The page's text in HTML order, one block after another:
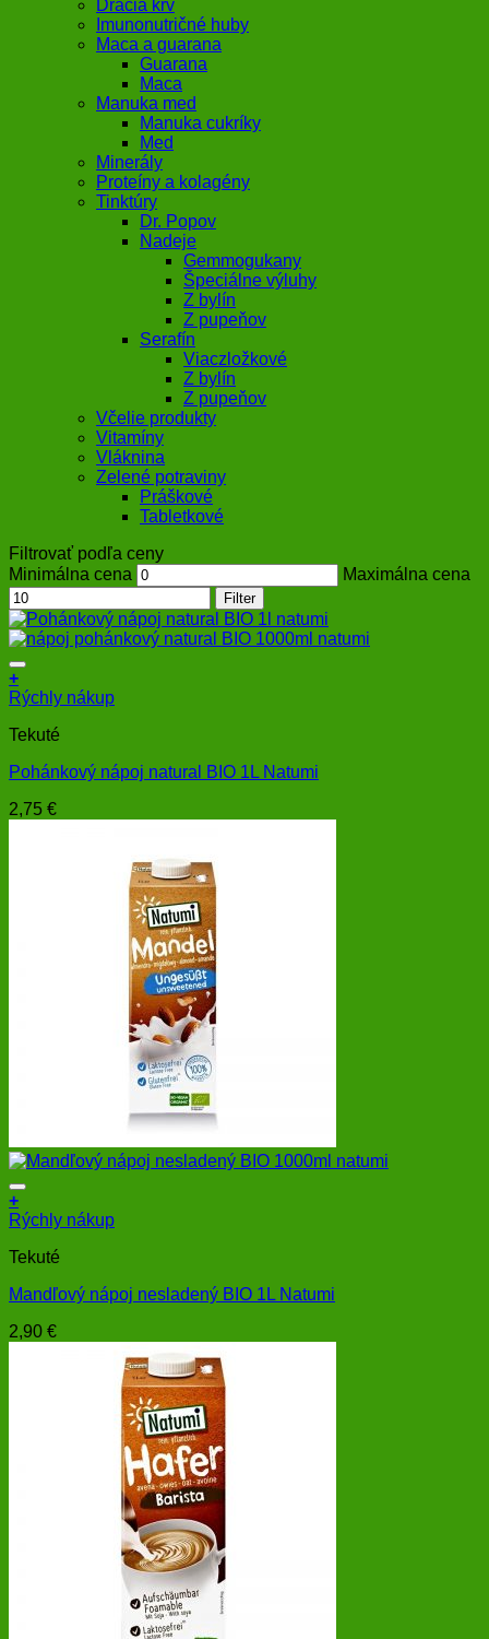
Dračia krv
Imunonutričné huby
Maca a guarana
Guarana
Maca
Manuka med
Manuka cukríky
Med
Minerály
Proteíny a kolagény
Tinktúry
Dr. Popov
Nadeje
Gemmogukany
Špeciálne výluhy
Z bylín
Z pupeňov
Serafín
Viaczložkové
Z bylín
Z pupeňov
Včelie produkty
Vitamíny
Vláknina
Zelené potraviny
Práškové
Tabletkové
Filtrovať podľa ceny
Minimálna cena
Maximálna cena
Filter
+
Rýchly nákup
Tekuté
Pohánkový nápoj natural BIO 1L Natumi
2,75 €
+
Rýchly nákup
Tekuté
Mandľový nápoj nesladený BIO 1L Natumi
2,90 €